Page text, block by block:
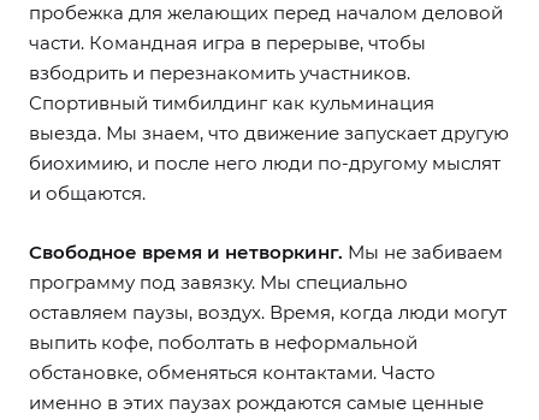
пробежка для желающих перед началом деловой
части. Командная игра в перерыве, чтобы
взбодрить и перезнакомить участников.
Спортивный тимбилдинг как кульминация
выезда. Мы знаем, что движение запускает другую
биохимию, и после него люди по-другому мыслят
и общаются.
Свободное время и нетворкинг. Мы не забиваем
программу под завязку. Мы специально
оставляем паузы, воздух. Время, когда люди могут
выпить кофе, поболтать в неформальной
обстановке, обменяться контактами. Часто
именно в этих паузах рождаются самые ценные